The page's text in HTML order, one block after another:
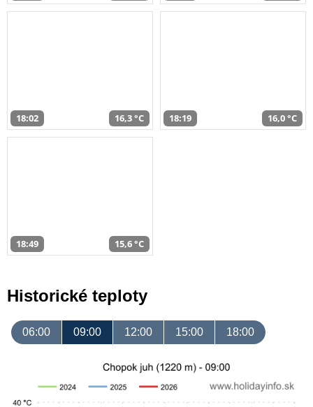
18:02 16,3 °C 18:19 16,0 °C
18:49 15,6 °C
Historické teploty
06:00 09:00 12:00 15:00 18:00